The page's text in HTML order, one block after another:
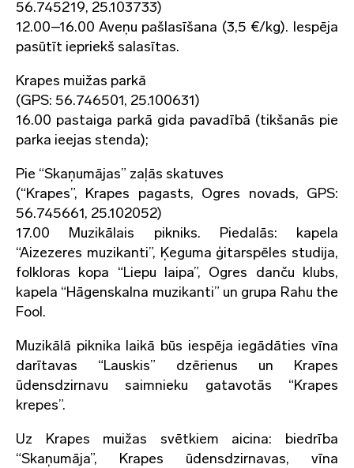
56.745219, 25.103733)
12.00–16.00 Aveņu pašlasīšana (3,5 €/kg). Iespēja
pasūtīt iepriekš salasītas.
Krapes muižas parkā
(GPS: 56.746501, 25.100631)
16.00 pastaiga parkā gida pavadībā (tikšanās pie
parka ieejas stenda);
Pie “Skaņumājas” zaļās skatuves
(“Krapes”, Krapes pagasts, Ogres novads, GPS:
56.745661, 25.102052)
17.00 Muzikālais pikniks. Piedalās: kapela
“Aizezeres muzikanti”, Ķeguma ģitarspēles studija,
folkloras kopa “Liepu laipa”, Ogres danču klubs,
kapela “Hāgenskalna muzikanti” un grupa Rahu the
Fool.
Muzikālā piknika laikā būs iespēja iegādāties vīna
darītavas “Lauskis” dzērienus un Krapes
ūdensdzirnavu saimnieku gatavotās “Krapes
krepes”.
Uz Krapes muižas svētkiem aicina: biedrība
“Skaņumāja”, Krapes ūdensdzirnavas, vīna